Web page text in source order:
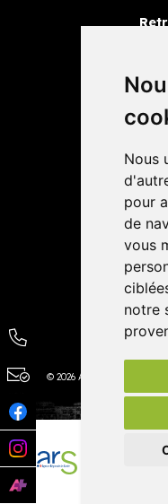
Nous
pour
de
vous
notre
4,4 / 5
© 2026 Autour de la